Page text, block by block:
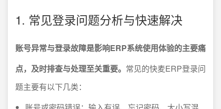
1. 常见登录问题分析与快速解决
账号异常与登录故障是影响ERP系统使用体验的主要痛
点，及时排查与处理至关重要。 常见的快麦ERP登录问
题主要有以下几类：